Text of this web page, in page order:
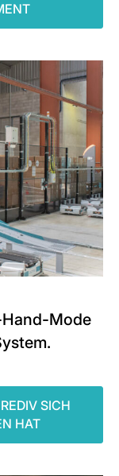
Mode
SICH
HAT